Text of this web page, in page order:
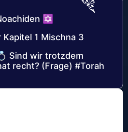
✡
1 Mischna 3
Sind wir trotzdem
recht? (Frage) #Torah